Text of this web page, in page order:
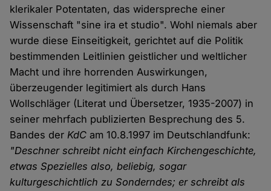
klerikaler Potentaten, das widerspreche einer
Wissenschaft "sine ira et studio". Wohl niemals aber
wurde diese Einseitigkeit, gerichtet auf die Politik
bestimmenden Leitlinien geistlicher und weltlicher
Macht und ihre horrenden Auswirkungen,
überzeugender legitimiert als durch Hans
Wollschläger (Literat und Übersetzer, 1935-2007) in
seiner mehrfach publizierten Besprechung des 5.
Bandes derKdC am 10.8.1997 im Deutschlandfunk:
"Deschner schreibt nicht einfach Kirchengeschichte,
etwas Spezielles also, beliebig, sogar
kulturgeschichtlich zu Sonderndes; er schreibt als